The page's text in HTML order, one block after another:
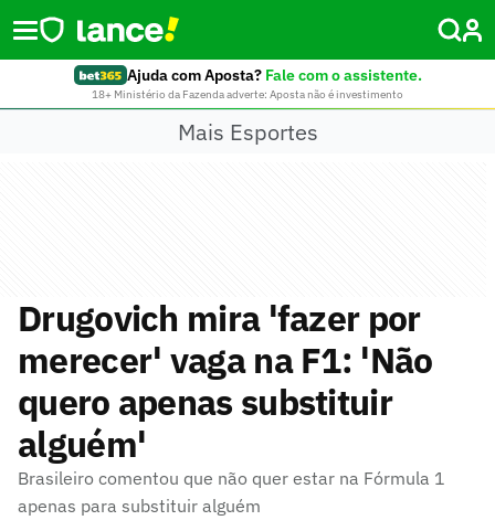
Ajuda com Aposta? Fale com o assistente.
18+ Ministério da Fazenda adverte: Aposta não é investimento
Mais Esportes
Drugovich mira 'fazer por
merecer' vaga na F1: 'Não
quero apenas substituir
alguém'
Brasileiro comentou que não quer estar na Fórmula 1
apenas para substituir alguém